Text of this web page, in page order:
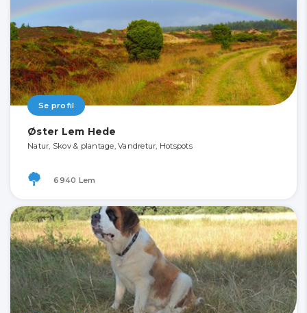
Se profil
Øster Lem Hede
Natur, Skov & plantage, Vandretur, Hotspots
6940 Lem